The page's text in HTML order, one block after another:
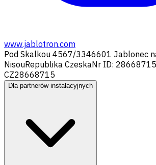
www.jablotron.com
Pod Skalkou 4567/3346601 Jablonec
NisouRepublika CzeskaNr ID: 28668715
CZ28668715
Dla partnerów instalacyjnych